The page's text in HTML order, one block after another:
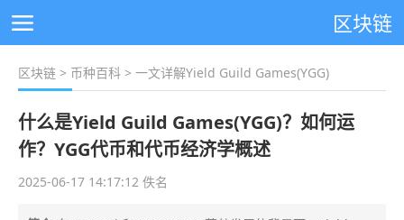
区块链
区块链 > 币种百科 > 一文详解Yield Guild Games(YGG)
什么是Yield Guild Games(YGG)？如何运
作？YGG代币和代币经济学概述
2025-06-17 14:17:12 佚名